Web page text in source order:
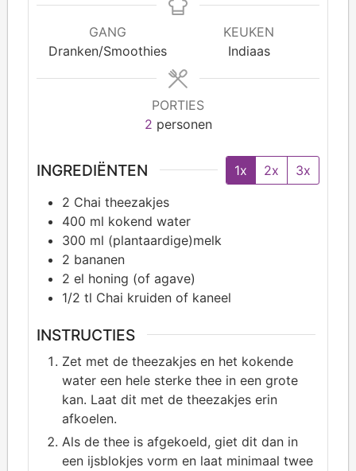
GANG
Dranken/Smoothies
KEUKEN
Indiaas
PORTIES
2 personen
INGREDIËNTEN 1x 2x
3x
2 Chai theezakjes
400 ml kokend water
300 ml (plantaardige)melk
2 bananen
2 el honing (of agave)
1/2 tl Chai kruiden of kaneel
INSTRUCTIES
Zet met de theezakjes en het kokende
water een hele sterke thee in een grote
kan. Laat dit met de theezakjes erin
afkoelen.
Als de thee is afgekoeld, giet dit dan in
een ijsblokjes vorm en laat minimaal twee